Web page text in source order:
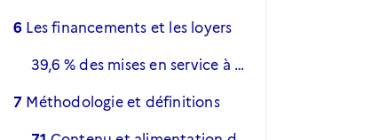
6 Les financements et les loyers
39,6 % des mises en service à destination des plus précaires
7 Méthodologie et définitions